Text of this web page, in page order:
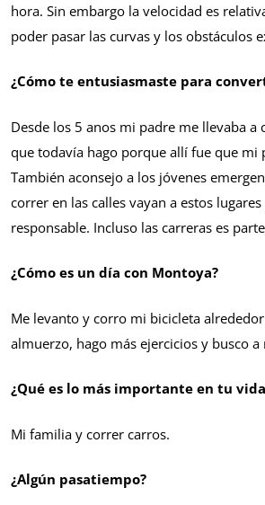
hora. Sin embargo la velocidad es
poder pasar las curvas y los obstáculos
¿Cómo te entusiasmaste para
Desde los 5 anos mi padre me llevaba a
que todavía hago porque allí fue que mi
También aconsejo a los jóvenes
correr en las calles vayan a estos
responsable. Incluso las carreras es
¿Cómo es un día con Montoya?
Me levanto y corro mi bicicleta
almuerzo, hago más ejercicios y busco a
¿Qué es lo más importante en tu
Mi familia y correr carros.
¿Algún pasatiempo?